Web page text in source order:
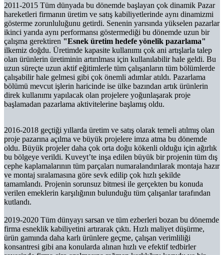
2011-2015 Tüm dünyada bu dönemde başlayan çok dinamik Pazar
hareketleri firmanın üretim ve satış kabiliyetlerinde aynı dinamizmi
gösterme zorunluluğunu getirdi. Senenin yarısında yükselen pazarlar
ikinci yarıda aynı performansı göstermediği bu dönemde uzun bir
çalışma gerektiren "Esnek üretim hedefe yönelik pazarlama"
ilkemiz doğdu. Üretimde kapasite kullanımı çok ani artışlarla talep
olan ürünlerin üretiminin artırılması için kullanılabilir hale geldi. Bu
uzun süreçte uzun aktif eğitimlerle tüm çalışanların tüm bölümlerde
çalışabilir hale gelmesi gibi çok önemli adımlar atıldı. Pazarlama
bölümü mevcut işlerin haricinde ise ülke bazından artık ürünlerin
direk kullanımı yapılacak olan projelere yoğunlaşarak proje
başlamadan pazarlama aktivitelerine başlamış oldu.
2016-2018 geçtiği yıllarda üretim ve satış olarak temeli atılmış olan
proje pazarına açılma ve büyük projelere imza atma bu dönemde
oldu. Büyük projeler daha çok orta doğu kökenli olduğu için ağırlık
bu bölgeye verildi. Kuveyt’te inşa edilen büyük bir projenin tüm dış
cephe kaplamalarının tüm parçaları numaralandırılarak montaja hazır
ve montaj sıralamasına göre sevk edilip çok hızlı şekilde
tamamlandı. Projenin sorunsuz bitmesi ile gerçekten bu konuda
verilen emeklerin karşılığının bulunduğu tüm çalışanlar tarafından
kutlandı.
2019-2020 Tüm dünyayı sarsan ve tüm ezberleri bozan bu dönemde
firma esneklik kabiliyetini artırarak çıktı. Hızlı maliyet düşürme,
ürün gamında daha karlı ürünlere geçme, çalışan verimliliği
konsantresi gibi ana konularda alınan hızlı ve efektif tedbirler